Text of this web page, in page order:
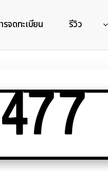
รจดทะเบียน รีวิว